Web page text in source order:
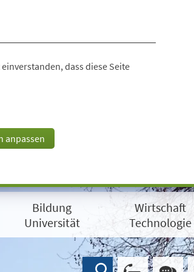
dass diese Seite
anpassen
Bildung
Universität
Wirtschaft
Technologie